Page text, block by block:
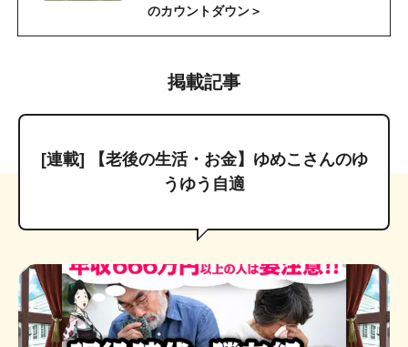
のカウントダウン＞
掲載記事
[連載] 【老後の生活・お金】ゆめこさんのゆ
うゆう自適